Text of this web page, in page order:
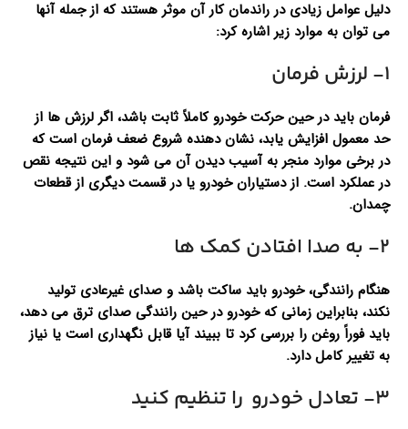
دلیل عوامل زیادی در راندمان کار آن موثر هستند که از جمله آنها
می توان به موارد زیر اشاره کرد:
۱- لرزش فرمان
فرمان باید در حین حرکت خودرو کاملاً ثابت باشد، اگر لرزش ها از
حد معمول افزایش یابد، نشان دهنده شروع ضعف فرمان است که
در برخی موارد منجر به آسیب دیدن آن می شود و این نتیجه نقص
در عملکرد است. از دستیاران خودرو یا در قسمت دیگری از قطعات
چمدان.
۲- به صدا افتادن کمک ها
هنگام رانندگی، خودرو باید ساکت باشد و صدای غیرعادی تولید
نکند، بنابراین زمانی که خودرو در حین رانندگی صدای ترق می دهد،
باید فوراً روغن را بررسی کرد تا ببیند آیا قابل نگهداری است یا نیاز
به تغییر کامل دارد.
۳- تعادل خودرو را تنظیم کنید